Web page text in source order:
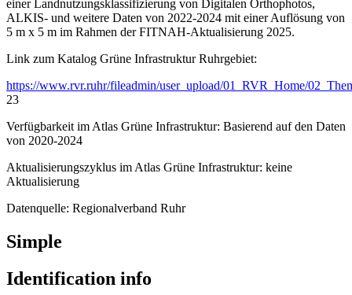
einer Landnutzungsklassifizierung von Digitalen Orthophotos,
ALKIS- und weitere Daten von 2022-2024 mit einer Auflösung von
5 m x 5 m im Rahmen der FITNAH-Aktualisierung 2025.
Link zum Katalog Grüne Infrastruktur Ruhrgebiet:
https://www.rvr.ruhr/fileadmin/user_upload/01_RVR_Home/
23
Verfügbarkeit im Atlas Grüne Infrastruktur: Basierend auf den Daten
von 2020-2024
Aktualisierungszyklus im Atlas Grüne Infrastruktur: keine
Aktualisierung
Datenquelle: Regionalverband Ruhr
Simple
Identification info